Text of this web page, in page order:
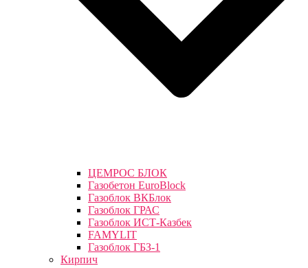
ЦЕМРОС БЛОК
Газобетон EuroBlock
Газоблок ВКБлок
Газоблок ГРАС
Газоблок ИСТ-Казбек
FAMYLIT
Газоблок ГБЗ-1
Кирпич